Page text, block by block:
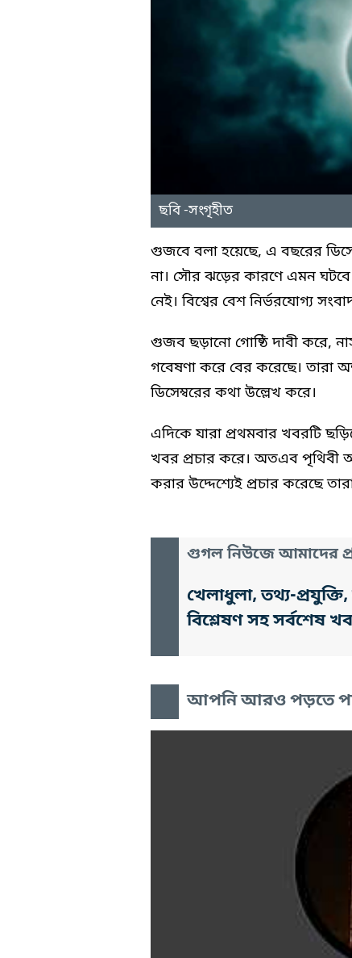
ছবি -সংগৃহীত
গুজবে বলা হয়েছে, এ বছরের
না। সৌর ঝড়ের কারণে এমন
নেই। বিশ্বের বেশ নির্ভরযোগ্য
গুজব ছড়ানো গোষ্ঠি দাবী করে,
গবেষণা করে বের করেছে। তারা
ডিসেম্বরের কথা উল্লেখ করে।
এদিকে যারা প্রথমবার খবরটি
খবর প্রচার করে। অতএব পৃথিবী
করার উদ্দেশ্যেই প্রচার করেছে
গুগল নিউজে আমাদের
খেলাধুলা, তথ্য-
বিশ্লেষণ সহ সর্বশেষ
আপনি আরও পড়তে